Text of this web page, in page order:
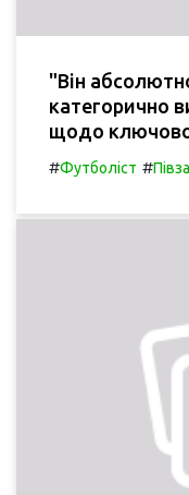
"Він
категорично
щодо
#Футболіст #